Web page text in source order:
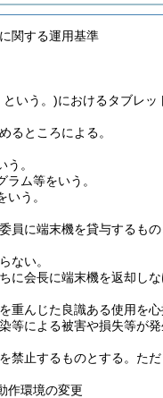
関する運用基準
いう。)におけるタブレッ
るところによる。
。
ム等をいう。
う。
員に端末機を貸与するも
ない。
会長に端末機を返却しな
んじた良識ある使用を心
による被害や損失等が
禁止するものとする。 た
作環境の変更